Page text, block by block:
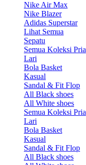
Nike Air Max
Nike Blazer
Adidas Superstar
Lihat Semua
Sepatu
Semua Koleksi Pria
Lari
Bola Basket
Kasual
Sandal & Fit Flop
All Black shoes
All White shoes
Semua Koleksi Pria
Lari
Bola Basket
Kasual
Sandal & Fit Flop
All Black shoes